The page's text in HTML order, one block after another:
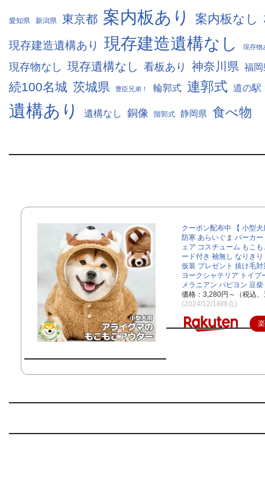
愛知県 新潟県 東京都 案内板あり 案内板なし
現存建造遺構あり 現存建造遺構なし 現存物
現存物なし 現存遺構なし 看板あり 神奈川県 福岡
続100名城 茨城県 豊臣兄弟！ 輪郭式 連郭式 道の駅
遺構あり 遺構なし 銅像 階郭式 静岡県 食べ物
クーポン配布中 【 小型
防寒 あらいぐま パーカ
ェア コスチューム もこ
ード付き 袖無し なりき
仮装 プレゼント 抜け毛
ヨークシャテリア トイプ
メラニアン パピヨン 豆柴
価格：3,280円～（税込
(2024/12/18時点)